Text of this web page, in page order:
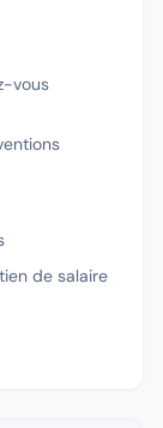
vous
de salaire